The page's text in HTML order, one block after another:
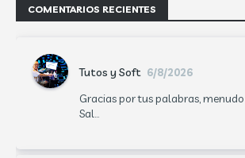
COMENTARIOS RECIENTES
Tutos y Soft 6/8/2026
Gracias por tus palabras,
Sal...